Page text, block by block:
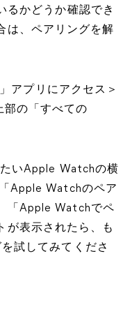
るかどうか確認でき
は、ペアリングを解
アプリにアクセス＞
部の「すべての
いApple Watchの横
Apple Watchのペア
「Apple Watchでペ
が表示されたら、も
試してみてくださ